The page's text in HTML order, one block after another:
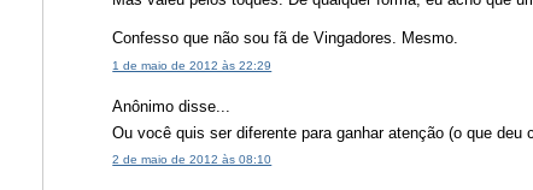
Confesso que não sou fã de Vingadores. Mesmo.
1 de maio de 2012 às 22:29
Anônimo disse...
Ou você quis ser diferente para ganhar atenção (o que deu
2 de maio de 2012 às 08:10